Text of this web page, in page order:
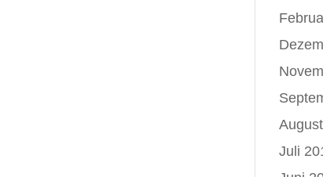
Juli